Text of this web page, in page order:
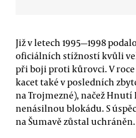
Již v letech 1995—1998
oficiálních stížností kvůli
při boji proti kůrovci. V roce
kacet také v posledních
na Trojmezné), načež
nenásilnou blokádu. S
na Šumavě zůstal uchráněn.